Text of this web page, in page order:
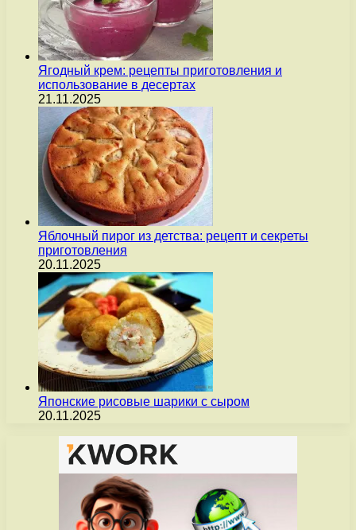
Ягодный крем: рецепты приготовления и
использование в десертах
21.11.2025
Яблочный пирог из детства: рецепт и секреты
приготовления
20.11.2025
Японские рисовые шарики с сыром
20.11.2025